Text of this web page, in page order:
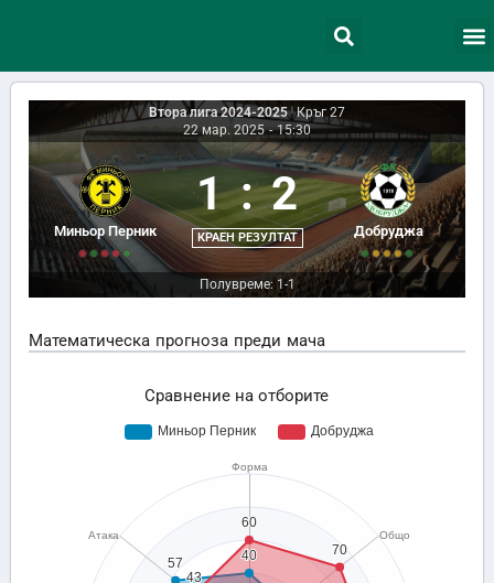
Втора лига 2024-2025 | Кръг 27
22 мар. 2025 - 15:30
Миньор Перник
1 : 2
КРАЕН РЕЗУЛТАТ Добруджа
Полувреме: 1-1
Математическа прогноза преди мача
Сравнение на отборите